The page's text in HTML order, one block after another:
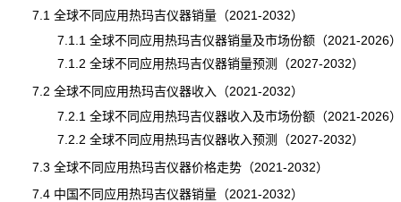
7.1 全球不同应用热玛吉仪器销量（2021-2032）
7.1.1 全球不同应用热玛吉仪器销量及市场份额（2021-2026）
7.1.2 全球不同应用热玛吉仪器销量预测（2027-2032）
7.2 全球不同应用热玛吉仪器收入（2021-2032）
7.2.1 全球不同应用热玛吉仪器收入及市场份额（2021-2026）
7.2.2 全球不同应用热玛吉仪器收入预测（2027-2032）
7.3 全球不同应用热玛吉仪器价格走势（2021-2032）
7.4 中国不同应用热玛吉仪器销量（2021-2032）